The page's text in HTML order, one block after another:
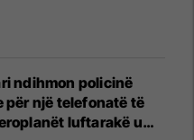
ndihmon policinë
për një telefonatë të
luftarakë u